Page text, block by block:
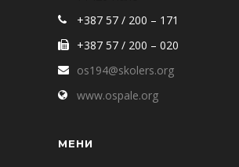
+387 57 / 200 – 171
+387 57 / 200 – 020
os194@skolers.org
www.ospale.org
МЕНИ